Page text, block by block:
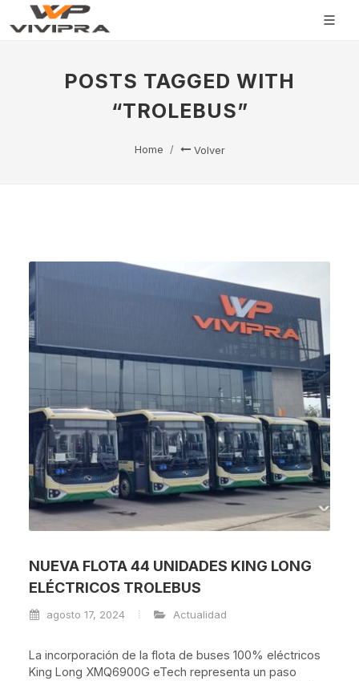
POSTS TAGGED WITH
“TROLEBUS”
Home Volver
NUEVA FLOTA 44 UNIDADES KING LONG
ELÉCTRICOS TROLEBUS
agosto 17, 2024 Actualidad
La incorporación de la flota de buses 100% eléctricos
King Long XMQ6900G eTech representa un paso